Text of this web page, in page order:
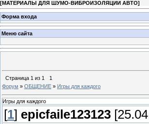
[МАТЕРИАЛЫ ДЛЯ ШУМО-ВИБРОИЗОЛЯЦИИ АВТО]
Форма входа
Меню сайта
Страница 1 из 1
1
Форум » ОБЩЕНИЕ » Игры для каждого
Игры для каждого
[1] epicfaile123123